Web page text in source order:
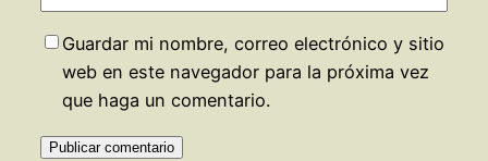
Guardar mi nombre, correo electrónico y sitio
web en este navegador para la próxima vez
que haga un comentario.